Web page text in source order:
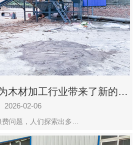
木材加工行业带来了新的变
化
2026-02-06
问题，人们探索出多…